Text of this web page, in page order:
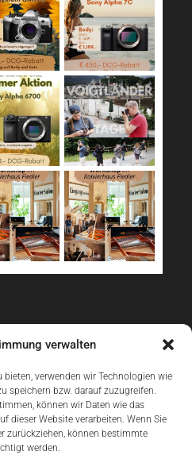
verwalten
verwenden wir Technologien wie
speichern bzw. darauf zuzugreifen.
können wir Daten wie das
dieser Website verarbeiten. Wenn Sie
zurückziehen, können bestimmte
werden.